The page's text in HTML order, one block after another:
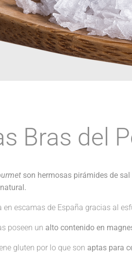
Bras del
son hermosas pirámides de
escamas de España gracias al
poseen un alto contenido en
gluten por lo que son aptas para